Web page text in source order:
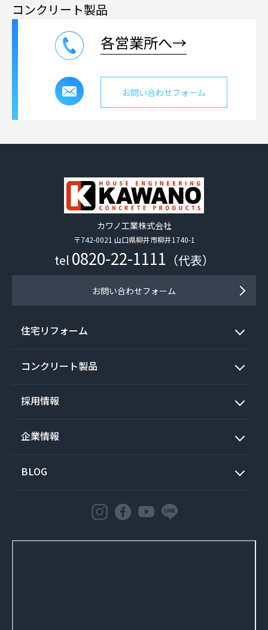
コンクリート製品
各営業所へ→
お問い合わせフォーム
カワノ工業株式会社
〒742-0021 山口県柳井市柳井1740-1
tel 0820-22-1111 （代表）
お問い合わせフォーム
住宅リフォーム
コンクリート製品
採用情報
企業情報
BLOG